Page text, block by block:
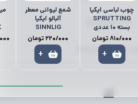
چوب لباسی ایکیا
SPRUTTING
بسته 10 عددی
810/000 تومان
+
شمع لیوانی معطر
آلبالو ایکیا
SINNLIG
220/000 تومان
+
کمد | نظم‌دهنده‌ها
لوستر | آباژور | چراغ مطالعه